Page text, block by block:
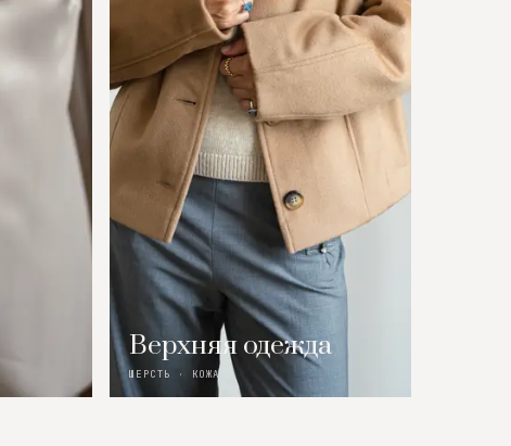
Верхняя одежда
ШЕРСТЬ · КОЖА